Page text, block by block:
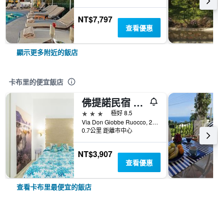
NT$7,797
查看優惠
顯示更多附近的飯店
卡布里的便宜飯店
佛提諾民宿 - 卡布利
3星級
極好 8.5
Via Don Giobbe Ruocco, 26/B, 卡布里, 那不勒斯省, 義大利
0.7公里 距離市中心
NT$3,907
查看優惠
查看卡布里最便宜的飯店